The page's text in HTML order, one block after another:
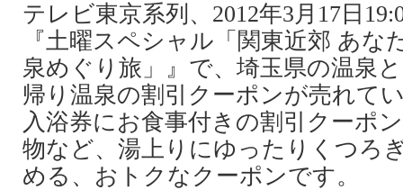
テレビ東京系列、2012年3月17日
『土曜スペシャル「関東近郊 あな
泉めぐり旅」』で、埼玉県の温泉
帰り温泉の割引クーポンが売れて
入浴券にお食事付きの割引クーポ
物など、湯上りにゆったりくつろ
める、おトクなクーポンです。